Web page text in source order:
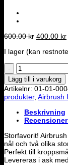
600.00kr Det
priset
400.00 kr
I lager (kan
Airbrushpenna
Single
Action
0,4
mm
färgkoppar
mängd
Lägg till i varukorg
Artikelnr: 01-01-
produkter, Airbrush
Beskrivning
Storfavorit!
nål och två olika
Perfekt till
Levereras i ask